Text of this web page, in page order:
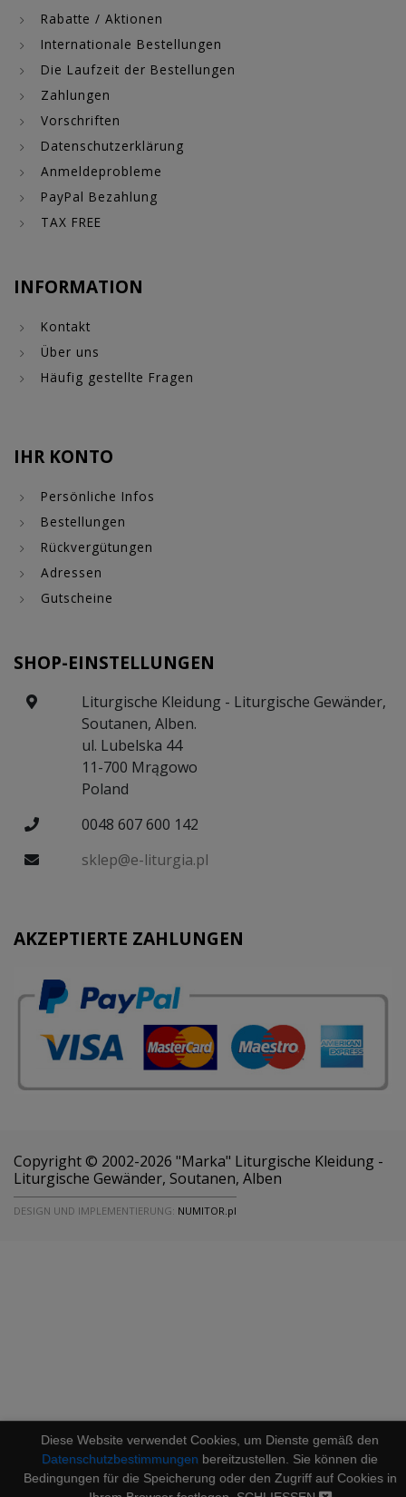
Rabatte / Aktionen
Internationale Bestellungen
Die Laufzeit der Bestellungen
Zahlungen
Vorschriften
Datenschutzerklärung
Anmeldeprobleme
PayPal Bezahlung
TAX FREE
INFORMATION
Kontakt
Über uns
Häufig gestellte Fragen
IHR KONTO
Persönliche Infos
Bestellungen
Rückvergütungen
Adressen
Gutscheine
SHOP-EINSTELLUNGEN
Liturgische Kleidung - Liturgische Gewänder,
Soutanen, Alben.
ul. Lubelska 44
11-700 Mrągowo
Poland
0048 607 600 142
sklep@e-liturgia.pl
AKZEPTIERTE ZAHLUNGEN
Copyright © 2002-2026 "Marka" Liturgische Kleidung -
Liturgische Gewänder, Soutanen, Alben
DESIGN UND IMPLEMENTIERUNG: NUMITOR.pl
Diese Website verwendet Cookies, um Dienste gemäß den
Datenschutzbestimmungen bereitzustellen. Sie können die
Bedingungen für die Speicherung oder den Zugriff auf Cookies in